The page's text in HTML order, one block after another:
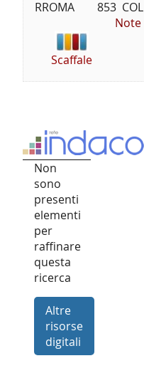
RROMA        853  COL
Note
Scaffale
Non
sono
presenti
elementi
per
raffinare
questa
ricerca
Altre
risorse
digitali